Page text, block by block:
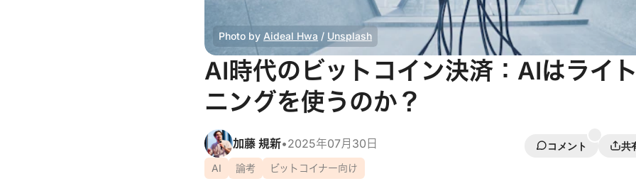
Photo by Aideal Hwa / Unsplash
AI時代のビットコイン決済：AIはライト
ニングを使うのか？
加藤 規新•2025年07月30日 コメント
共
AI
論考 ビットコイナー向け